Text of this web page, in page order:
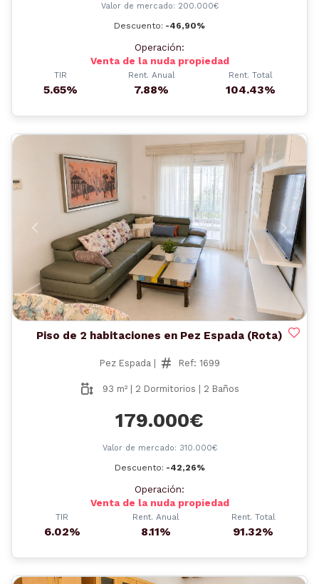
Valor de mercado: 200.000€
Descuento: -46,90%
Operación:
Venta de la nuda propiedad
TIR
5.65%
Rent. Anual
7.88%
Rent. Total
104.43%
Anterior
Piso de 2 habitaciones en Pez Espada (Rota)
Pez Espada | Ref: 1699
93 m² | 2 Dormitorios | 2 Baños
179.000€
Valor de mercado: 310.000€
Descuento: -42,26%
Operación:
Venta de la nuda propiedad
TIR
6.02%
Rent. Anual
8.11%
Rent. Total
91.32%